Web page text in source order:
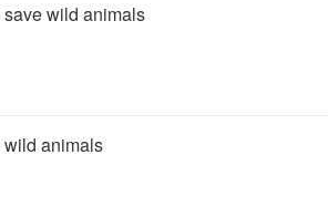
save wild animals
wild animals